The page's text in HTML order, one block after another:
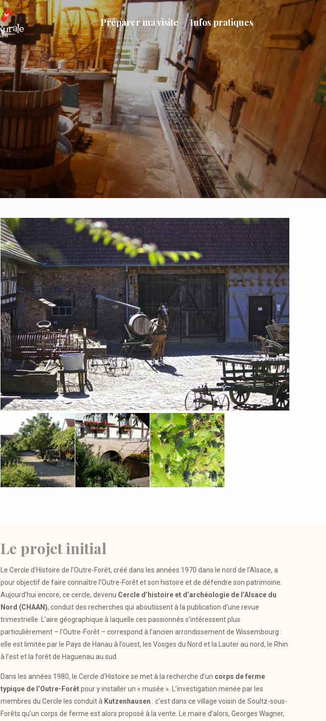
Préparer ma visite Infos pratiques
Le projet initial
Le Cercle d’Histoire de l’Outre-Forêt, créé dans les années 1970 dans le nord de l’Alsace, a
pour objectif de faire connaître l’Outre-Forêt et son histoire et de défendre son patrimoine.
Aujourd’hui encore, ce cercle, devenu Cercle d’histoire et d’archéologie de l’Alsace du
Nord (CHAAN), conduit des recherches qui aboutissent à la publication d’une revue
trimestrielle. L’aire géographique à laquelle ces passionnés s’intéressent plus
particulièrement – l’Outre-Forêt – correspond à l’ancien arrondissement de Wissembourg :
elle est limitée par le Pays de Hanau à l’ouest, les Vosges du Nord et la Lauter au nord, le Rhin
à l’est et la forêt de Haguenau au sud.
Dans les années 1980, le Cercle d’Histoire se met à la recherche d’un corps de ferme
typique de l’Outre-Forêtpour y installer un « musée ». L’investigation menée par les
membres du Cercle les conduit à Kutzenhausen : c’est dans ce village voisin de Soultz-sous-
Forêts qu’un corps de ferme est alors proposé à la vente. Le maire d’alors, Georges Wagner,